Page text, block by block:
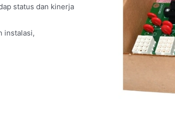
status dan kinerja
instalasi,